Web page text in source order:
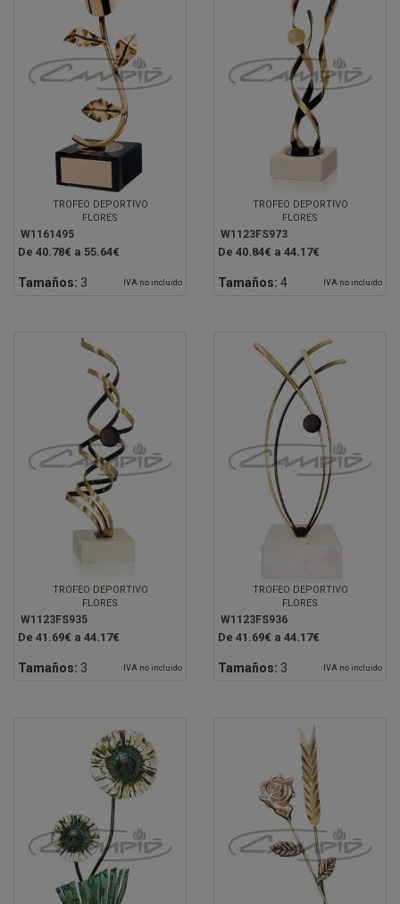
TROFEO DEPORTIVO
FLORES
W1161495
De 40.78€ a 55.64€
Tamaños: 3 IVA no incluido
TROFEO DEPORTIVO
FLORES
W1123FS973
De 40.84€ a 44.17€
Tamaños: 4 IVA no incluido
TROFEO DEPORTIVO
FLORES
W1123FS935
De 41.69€ a 44.17€
Tamaños: 3 IVA no incluido
TROFEO DEPORTIVO
FLORES
W1123FS936
De 41.69€ a 44.17€
Tamaños: 3 IVA no incluido